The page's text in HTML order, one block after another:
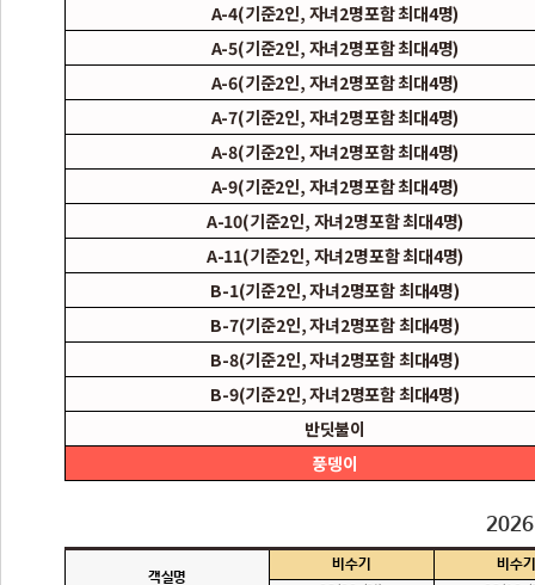
A-4(기준2인, 자녀2명포함 최대4명)
A-5(기준2인, 자녀2명포함 최대4명)
A-6(기준2인, 자녀2명포함 최대4명)
A-7(기준2인, 자녀2명포함 최대4명)
A-8(기준2인, 자녀2명포함 최대4명)
A-9(기준2인, 자녀2명포함 최대4명)
A-10(기준2인, 자녀2명포함 최대4명)
A-11(기준2인, 자녀2명포함 최대4명)
B-1(기준2인, 자녀2명포함 최대4명)
B-7(기준2인, 자녀2명포함 최대4명)
B-8(기준2인, 자녀2명포함 최대4명)
B-9(기준2인, 자녀2명포함 최대4명)
반딧불이
풍뎅이